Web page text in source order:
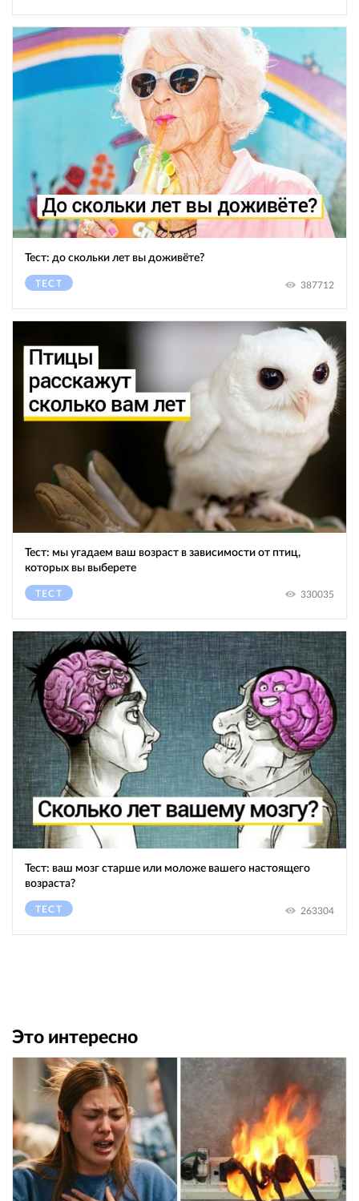
Тест: до скольки лет вы доживёте?
ТЕСТ 387712
Тест: мы угадаем ваш возраст в зависимости от птиц,
которых вы выберете
ТЕСТ 330035
Тест: ваш мозг старше или моложе вашего настоящего
возраста?
ТЕСТ 263304
Это интересно